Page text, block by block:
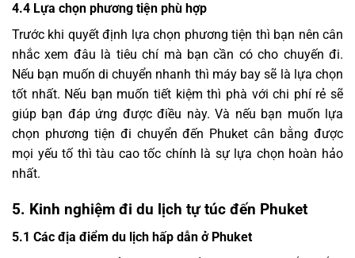
4.4 Lựa chọn phương tiện phù hợp
Trước khi quyết định lựa chọn phương tiện thì bạn nên cân
nhắc xem đâu là tiêu chí mà bạn cần có cho chuyến đi.
Nếu bạn muốn di chuyển nhanh thì máy bay sẽ là lựa chọn
tốt nhất. Nếu bạn muốn tiết kiệm thì phà với chi phí rẻ sẽ
giúp bạn đáp ứng được điều này. Và nếu bạn muốn lựa
chọn phương tiện đi chuyển đến Phuket cân bằng được
mọi yếu tố thì tàu cao tốc chính là sự lựa chọn hoàn hảo
nhất.
5. Kinh nghiệm đi du lịch tự túc đến Phuket
5.1 Các địa điểm du lịch hấp dẫn ở Phuket